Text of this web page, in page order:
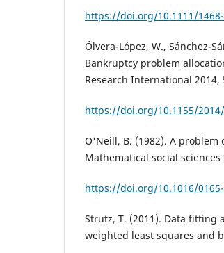
https://doi.org/10.1111/1468-
Ólvera-López, W., Sánchez-
Bankruptcy problem
Research International 2014,
https://doi.org/10.1155/2014/
O'Neill, B. (1982). A
Mathematical social sciences
https://doi.org/10.1016/
Strutz, T. (2011). Data
weighted least squares and